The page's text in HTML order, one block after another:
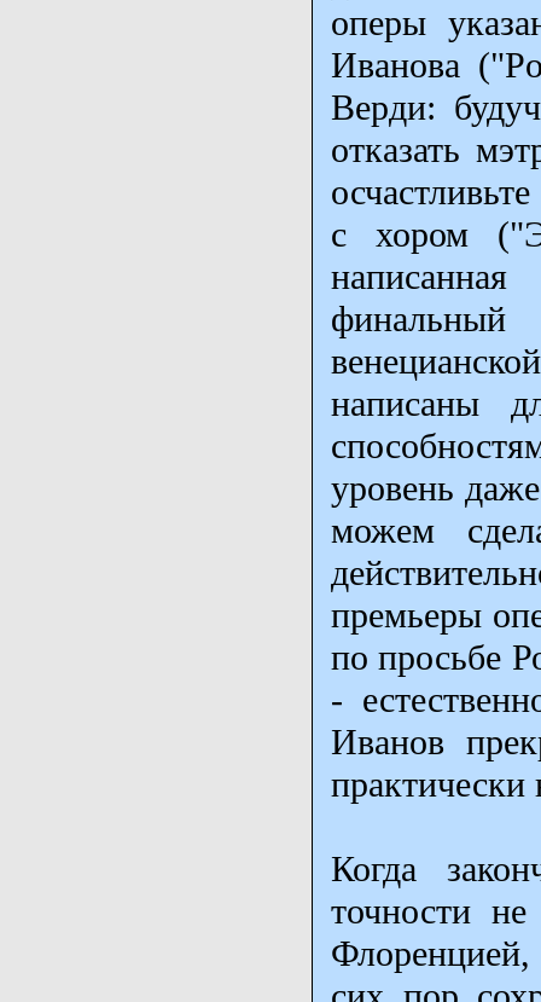
оперы
Иванова
Верди:
отказать
с хором
финальный
написаны
уровень
можем
премьеры
по просьбе
-
Иванов
практически
Когда
точности
Флоренцией,